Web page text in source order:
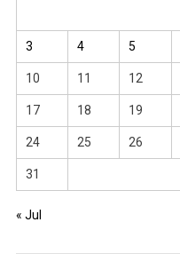
3 4 5
10 11 12
17 18 19
24 25 26
31
« Jul